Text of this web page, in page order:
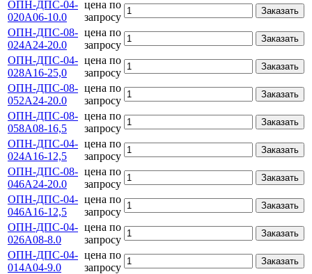
ОПН-ДПС-04-
020А06-10.0
цена по
запросу
Заказать
ОПН-ДПС-08-
024А24-20.0
цена по
запросу
Заказать
ОПН-ДПС-04-
028А16-25,0
цена по
запросу
Заказать
ОПН-ДПС-08-
052А24-20.0
цена по
запросу
Заказать
ОПН-ДПС-08-
058А08-16,5
цена по
запросу
Заказать
ОПН-ДПС-04-
024А16-12,5
цена по
запросу
Заказать
ОПН-ДПС-08-
046А24-20.0
цена по
запросу
Заказать
ОПН-ДПС-04-
046А16-12,5
цена по
запросу
Заказать
ОПН-ДПС-04-
026А08-8.0
цена по
запросу
Заказать
ОПН-ДПС-04-
014А04-9.0
цена по
запросу
Заказать